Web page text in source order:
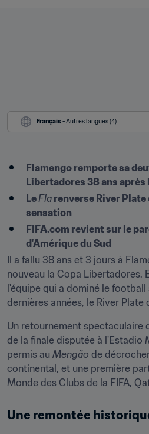
Français - Autres langues (4)
Flamengo remporte sa
Libertadores 38 ans après
Le Fla renverse River Plate
sensation
FIFA.com revient sur le
d'Amérique du Sud
Il a fallu 38 ans et 3 jours à
nouveau la Copa Libertadores.
l'équipe qui a dominé le
dernières années, le River
Un retournement spectaculaire
de la finale disputée à l'Estadio
permis au Mengão de
continental, et une première
Monde des Clubs de la FIFA,
Une remontée